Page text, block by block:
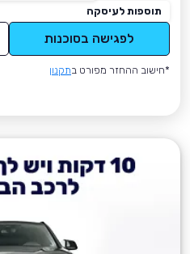
תוספות לעיסקה
לפגישה בסוכנות
*חישוב ההחזר מפורט בתקנון